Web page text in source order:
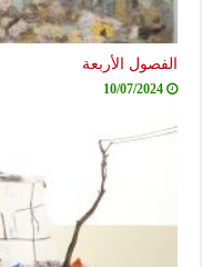
الفصول الأربعة
10/07/2024